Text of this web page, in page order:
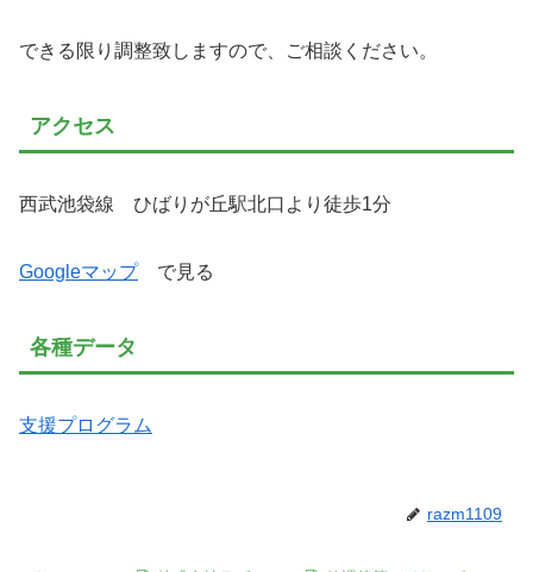
できる限り調整致しますので、ご相談ください。
アクセス
西武池袋線 ひばりが丘駅北口より徒歩1分
Googleマップで見る
各種データ
支援プログラム
razm1109